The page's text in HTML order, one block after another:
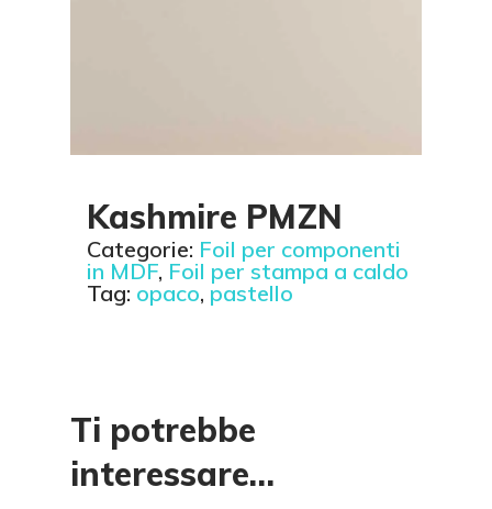
Kashmire PMZN
Categorie: Foil per componenti
in MDF, Foil per stampa a caldo
Tag: opaco, pastello
Ti potrebbe
interessare…